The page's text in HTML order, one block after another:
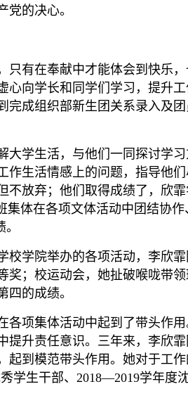
的决心。
有在奉献中才能体会到快乐
向学长和同学们学习，提升
成组织部新生团关系录入及
学生活，与他们一同探讨学
生活情感上的问题，指导他
放弃；他们取得成绩了，欣
体在各项文体活动中团结协
学院举办的各项活动，李欣
；校运动会，她扯破喉咙带
的成绩。
项集体活动中起到了带头作
升责任意识。三年来，李欣
到模范带头作用。她对于工
学生干部、2018—2019学年度